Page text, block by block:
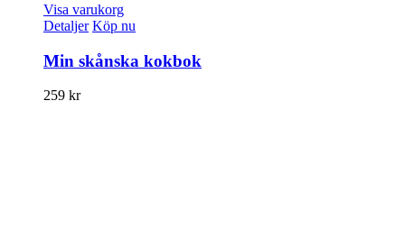
Visa varukorg
Detaljer Köp nu
Min skånska kokbok
259 kr